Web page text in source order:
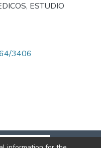
, ESTUDIO
3406